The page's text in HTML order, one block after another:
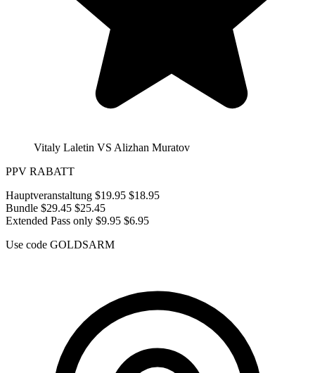
Vitaly Laletin VS Alizhan Muratov
PPV RABATT
Hauptveranstaltung $19.95 $18.95
Bundle $29.45 $25.45
Extended Pass only $9.95 $6.95
Use code GOLDSARM